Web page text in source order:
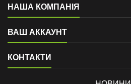
НАША КОМПАНІЯ
ВАШ АККАУНТ
КОНТАКТИ